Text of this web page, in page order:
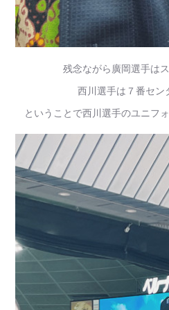
残念ながら廣岡選手は
西川選手は７番セン
ということで西川選手のユニフ